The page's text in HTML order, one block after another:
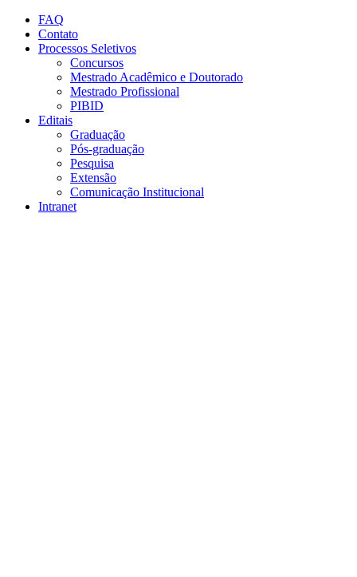
Conteúdo principal
FAQ
Contato
Processos Seletivos
Concursos
Mestrado Acadêmico e Doutorado
Mestrado Profissional
PIBID
Editais
Graduação
Pós-graduação
Pesquisa
Extensão
Comunicação Institucional
Intranet